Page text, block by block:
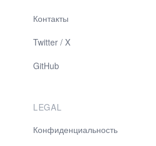
Контакты
Twitter / X
GitHub
LEGAL
Конфиденциальность